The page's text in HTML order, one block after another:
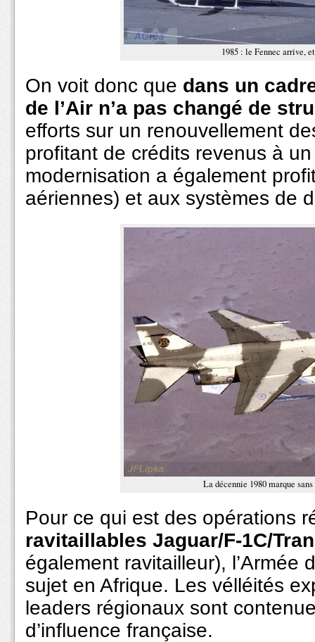
1985 : le Fennec arrive,
On voit donc que dans un
de l’Air n’a pas changé de
efforts sur un renouvellement
profitant de crédits revenus à
modernisation a également
aériennes) et aux systèmes de
La décennie 1980 marque
Pour ce qui est des opérations
ravitaillables Jaguar/F-1C/
également ravitailleur), l’Armée
sujet en Afrique. Les vélléités
leaders régionaux sont
d’influence française.